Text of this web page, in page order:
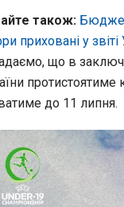
також: Бюджет
приховані у
що в
протистоятиме
до 11 липня.